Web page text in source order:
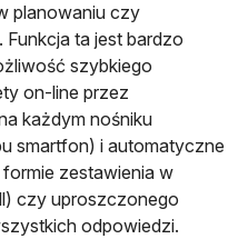
planowaniu czy
ta jest bardzo
szybkiego
on-line przez
każdym nośniku
smartfon) i automatyczne
zestawienia w
czy uproszczonego
odpowiedzi.